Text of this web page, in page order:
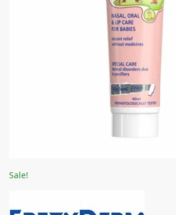
Sale!